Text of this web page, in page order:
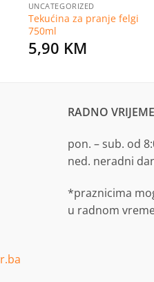
UNCATEGORIZED
Tekućina za pranje felgi
750ml
5,90 KM
RADNO VRIJEME
pon. – sub. od
ned. neradni
*praznicima
u radnom